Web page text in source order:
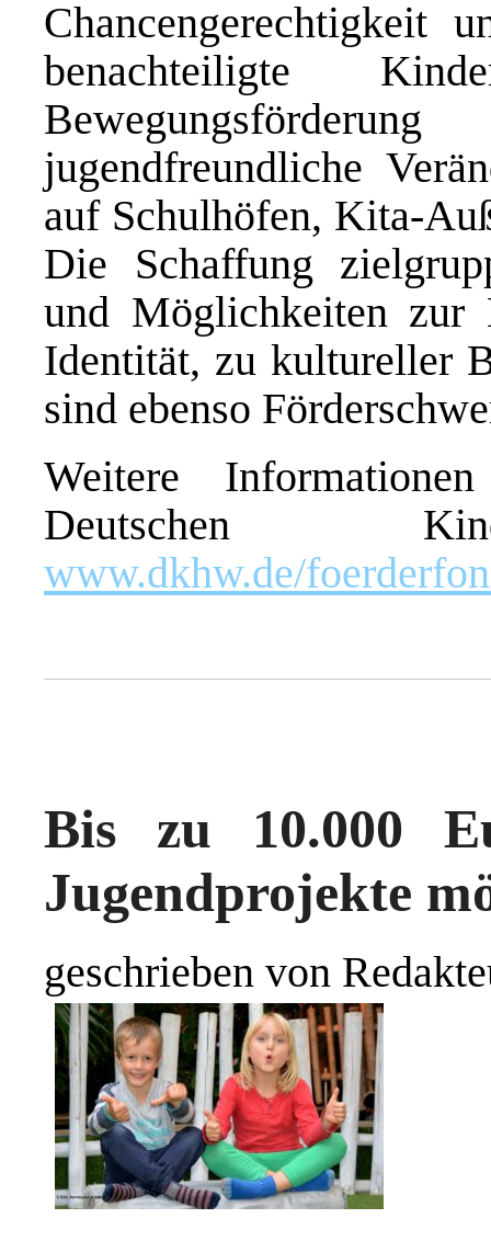
Chancengerechtigkeit
benachteiligte
jugendfreundliche
auf Schulhöfen, Kita-
Die Schaffung
und Möglichkeiten zur
Identität, zu kultureller
sind ebenso
Weitere
Deutschen
www.dkhw.de/
Bis zu 10.000
Jugendprojekte
geschrieben von